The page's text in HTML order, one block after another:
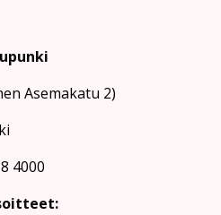
Asemakatu 2)
4000